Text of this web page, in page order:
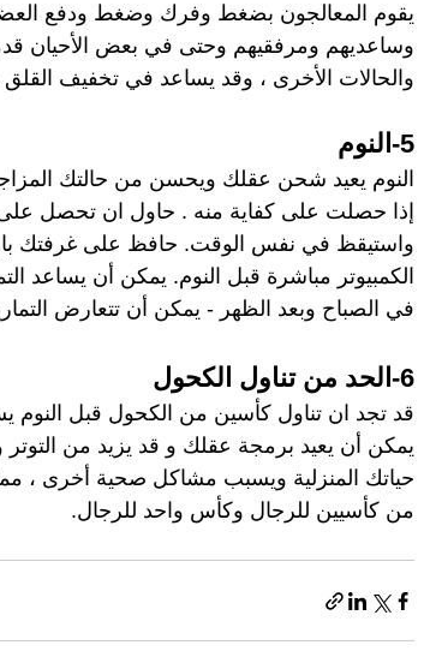
يقوم المعالجون بضغط وفرك وضغط ودفع
وساعديهم ومرفقيهم وحتى في بعض الأحيان
والحالات الأخرى ، وقد يساعد في تخفيف القلق
5-النوم
النوم يعيد شحن عقلك ويحسن من حالتك
واستيقظ في نفس الوقت. حافظ على غرفتك
الكمبيوتر مباشرة قبل النوم. يمكن أن يساعد
في الصباح وبعد الظهر - يمكن أن تتعارض
6-الحد من تناول الكحول
قد تجد ان تناول كأسين من الكحول قبل النوم
يمكن أن يعيد برمجة عقلك و قد يزيد من
حياتك المنزلية ويسبب مشاكل صحية أخرى ،
من كأسيين للرجال وكأس واحد للرجال.